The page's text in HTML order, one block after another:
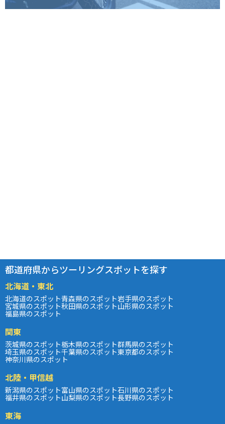
都道府県からツーリングスポットを探す
北海道・東北
北海道のスポット青森県のスポット岩手県のスポット
宮城県のスポット秋田県のスポット山形県のスポット
福島県のスポット
関東
茨城県のスポット栃木県のスポット群馬県のスポット
埼玉県のスポット千葉県のスポット東京都のスポット
神奈川県のスポット
北陸・甲信越
新潟県のスポット富山県のスポット石川県のスポット
福井県のスポット山梨県のスポット長野県のスポット
東海